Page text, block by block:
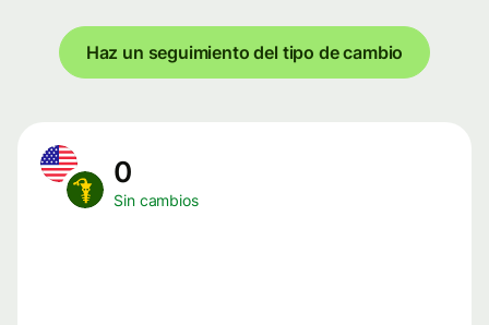
Haz un seguimiento del tipo de cambio
0
Sin cambios